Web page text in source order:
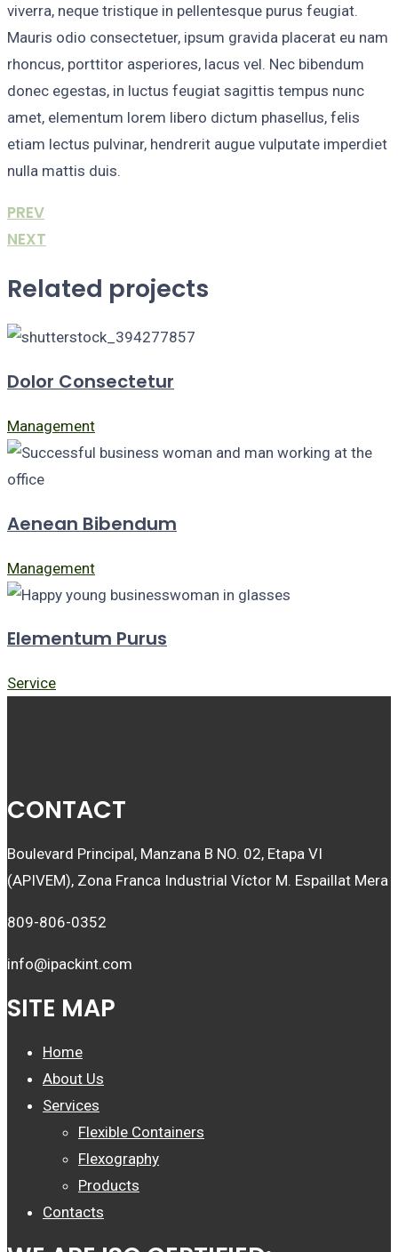
viverra, neque tristique in pellentesque purus feugiat.
Mauris odio consectetuer, ipsum gravida placerat eu nam
rhoncus, porttitor asperiores, lacus vel. Nec bibendum
donec egestas, in luctus feugiat sagittis tempus nunc
amet, elementum lorem libero dictum phasellus, felis
etiam lectus pulvinar, hendrerit augue vulputate imperdiet
nulla mattis duis.
PREV
NEXT
Related projects
Dolor Consectetur
Management
Aenean Bibendum
Management
Elementum Purus
Service
CONTACT
Boulevard Principal, Manzana B NO. 02, Etapa VI
(APIVEM), Zona Franca Industrial Víctor M. Espaillat Mera
809-806-0352
info@ipackint.com
SITE MAP
Home
About Us
Services
Flexible Containers
Flexography
Products
Contacts